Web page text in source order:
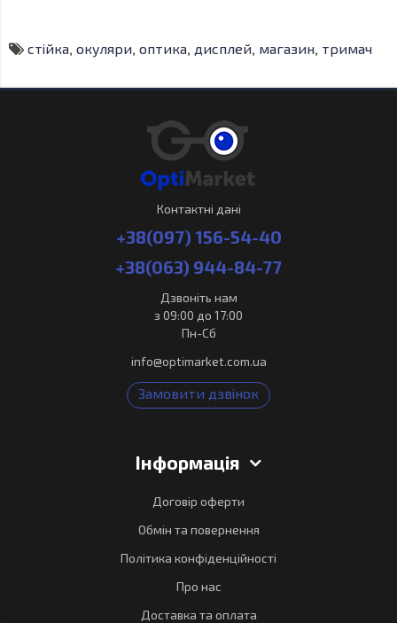
стійка, окуляри, оптика, дисплей, магазин, тримач
Контактні дані
+38(097) 156-54-40
+38(063) 944-84-77
Дзвоніть нам
з 09:00 до 17:00
Пн-Сб
info@optimarket.com.ua
Замовити дзвінок
Інформація
Договір оферти
Обмін та повернення
Політика конфіденційності
Про нас
Доставка та оплата